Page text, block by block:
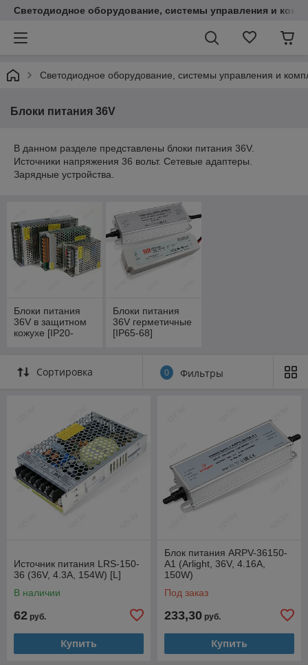
Светодиодное оборудование, системы управления и
Светодиодное оборудование, системы управления и
Блоки питания 36V
В данном разделе представлены блоки питания 36V.
Источники напряжения 36 вольт. Сетевые адаптеры.
Зарядные устройства.
Блоки питания
36V в защитном
кожухе [IP20-
Блоки питания
36V герметичные
[IP65-68]
Сортировка 0 Фильтры
Источник питания LRS-150-
36 (36V, 4.3A, 154W) [L]
В наличии
62 руб.
Купить
Блок питания ARPV-36150-
A1 (Arlight, 36V, 4.16A,
150W)
Под заказ
233,30 руб.
Купить